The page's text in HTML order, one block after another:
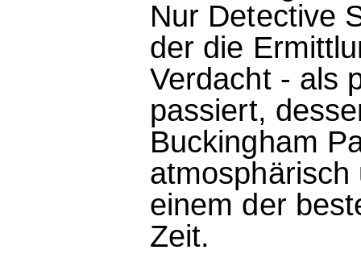
Nur Detective
der die
Verdacht - als
passiert,
Buckingham
einem der
Zeit.